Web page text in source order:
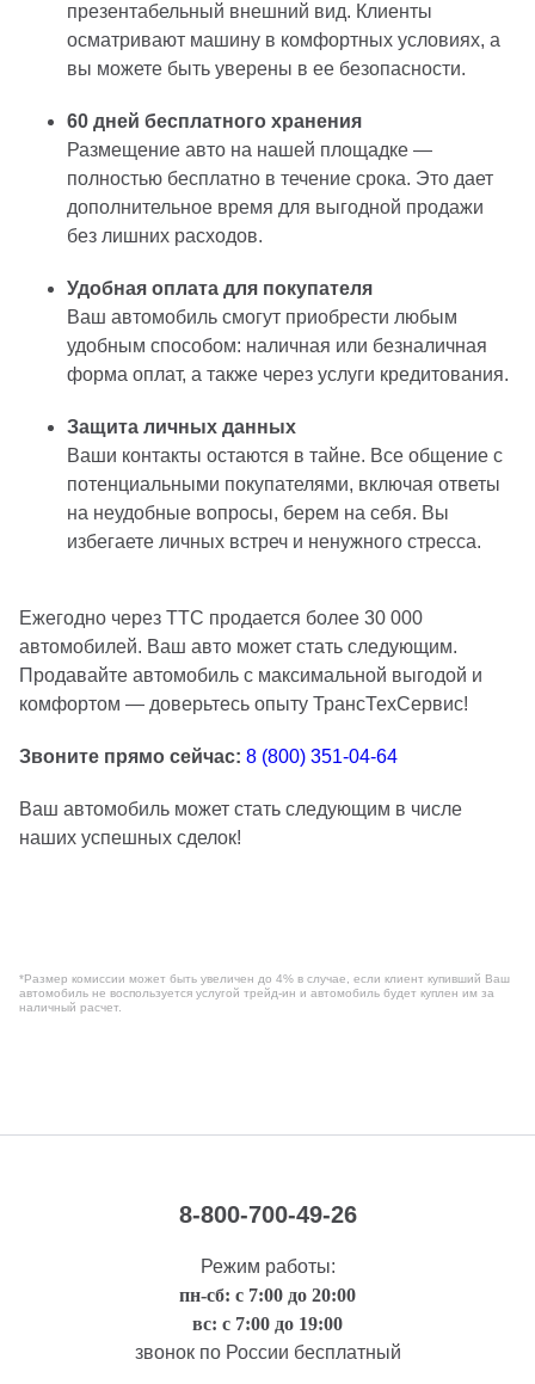
презентабельный внешний вид. Клиенты
осматривают машину в комфортных условиях, а
вы можете быть уверены в ее безопасности.
60 дней бесплатного хранения
Размещение авто на нашей площадке —
полностью бесплатно в течение срока. Это дает
дополнительное время для выгодной продажи
без лишних расходов.
Удобная оплата для покупателя
Ваш автомобиль смогут приобрести любым
удобным способом: наличная или безналичная
форма оплат, а также через услуги кредитования.
Защита личных данных
Ваши контакты остаются в тайне. Все общение с
потенциальными покупателями, включая ответы
на неудобные вопросы, берем на себя. Вы
избегаете личных встреч и ненужного стресса.
Ежегодно через ТТС продается более 30 000
автомобилей. Ваш авто может стать следующим.
Продавайте автомобиль с максимальной выгодой и
комфортом — доверьтесь опыту ТрансТехСервис!
Звоните прямо сейчас: 8 (800) 351-04-64
Ваш автомобиль может стать следующим в числе
наших успешных сделок!
*Размер комиссии может быть увеличен до 4% в случае, если клиент купивший Ваш
автомобиль не воспользуется услугой трейд-ин и автомобиль будет куплен им за
наличный расчет.
8-800-700-49-26
Режим работы:
пн-сб: с 7:00 до 20:00
вс: с 7:00 до 19:00
звонок по России бесплатный